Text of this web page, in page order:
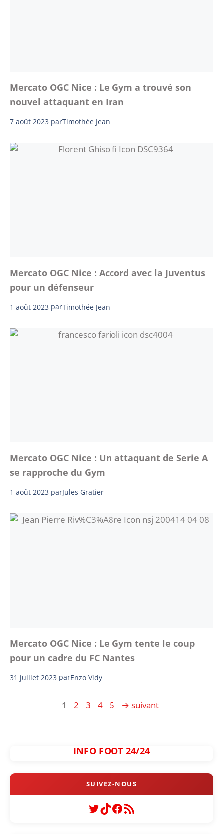
Mercato OGC Nice : Le Gym a trouvé son
nouvel attaquant en Iran
7 août 2023 parTimothée Jean
Mercato OGC Nice : Accord avec la Juventus
pour un défenseur
1 août 2023 parTimothée Jean
Mercato OGC Nice : Un attaquant de Serie A
se rapproche du Gym
1 août 2023 parJules Gratier
Mercato OGC Nice : Le Gym tente le coup
pour un cadre du FC Nantes
31 juillet 2023 parEnzo Vidy
Page
1 Page
2 Page
3 Page
4 Page
5 → suivant
INFO FOOT 24/24
Twitter
TikTok
Facebook
Flux RSS